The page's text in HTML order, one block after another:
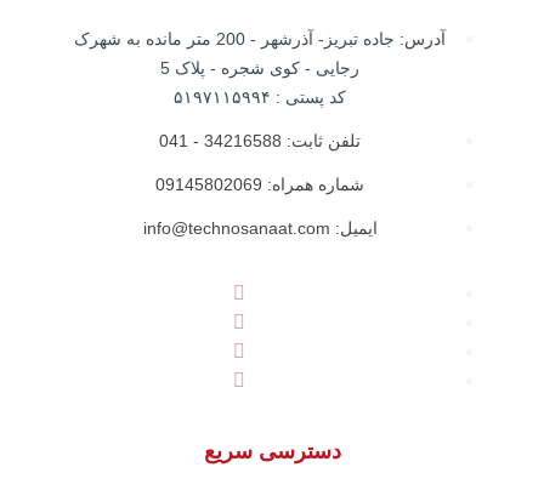
آدرس:
جاده تبریز- آذرشهر - 200 متر مانده به شهرک
رجایی - کوی شجره - پلاک 5
کد پستی : ۵۱۹۷۱۱۵۹۹۴
تلفن ثابت: 34216588 - 041
شماره همراه: 09145802069
ایمیل: info@technosanaat.com
دسترسی سریع